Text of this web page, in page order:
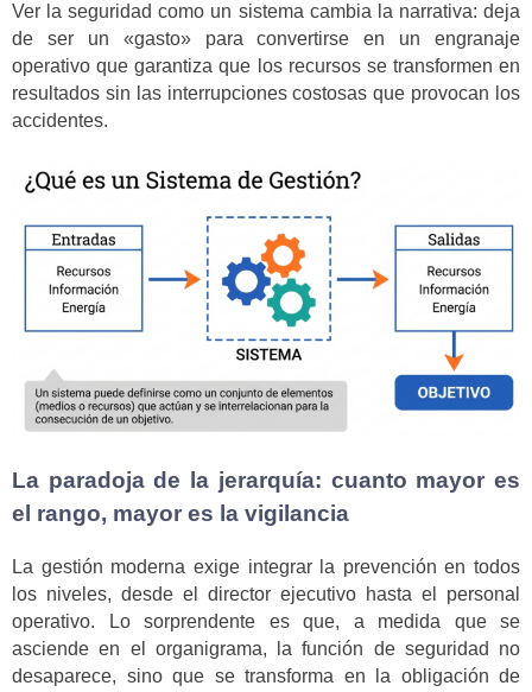
Ver la seguridad como un sistema cambia la narrativa: deja
de ser un «gasto» para convertirse en un engranaje
operativo que garantiza que los recursos se transformen en
resultados sin las interrupciones costosas que provocan los
accidentes.
La paradoja de la jerarquía: cuanto mayor es
el rango, mayor es la vigilancia
La gestión moderna exige integrar la prevención en todos
los niveles, desde el director ejecutivo hasta el personal
operativo. Lo sorprendente es que, a medida que se
asciende en el organigrama, la función de seguridad no
desaparece, sino que se transforma en la obligación de